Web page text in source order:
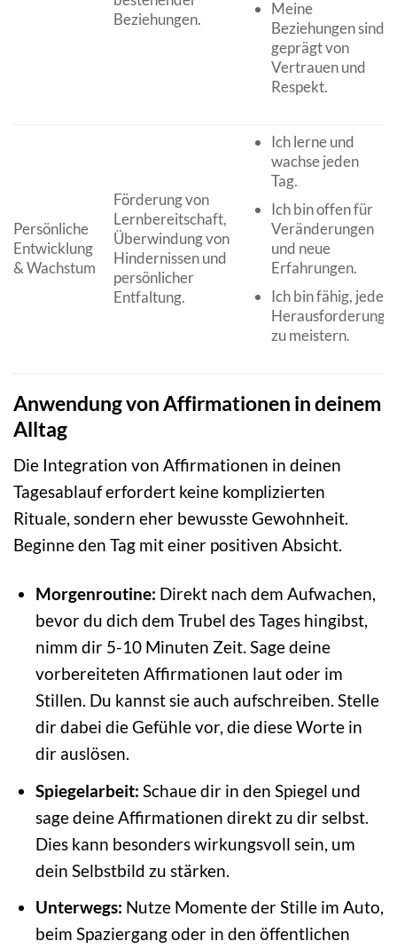
Beziehungen.
Meine
Beziehungen sind
geprägt von
Vertrauen und
Respekt.
Persönliche
Entwicklung
& Wachstum
Förderung von
Lernbereitschaft,
Überwindung von
Hindernissen und
persönlicher
Entfaltung.
Ich lerne und
wachse jeden
Tag.
Ich bin offen für
Veränderungen
und neue
Erfahrungen.
Ich bin fähig, jede
Herausforderung
zu meistern.
Anwendung von Affirmationen in deinem
Alltag
Die Integration von Affirmationen in deinen
Tagesablauf erfordert keine komplizierten
Rituale, sondern eher bewusste Gewohnheit.
Beginne den Tag mit einer positiven Absicht.
Morgenroutine: Direkt nach dem Aufwachen,
bevor du dich dem Trubel des Tages hingibst,
nimm dir 5-10 Minuten Zeit. Sage deine
vorbereiteten Affirmationen laut oder im
Stillen. Du kannst sie auch aufschreiben. Stelle
dir dabei die Gefühle vor, die diese Worte in
dir auslösen.
Spiegelarbeit: Schaue dir in den Spiegel und
sage deine Affirmationen direkt zu dir selbst.
Dies kann besonders wirkungsvoll sein, um
dein Selbstbild zu stärken.
Unterwegs: Nutze Momente der Stille im Auto,
beim Spaziergang oder in den öffentlichen